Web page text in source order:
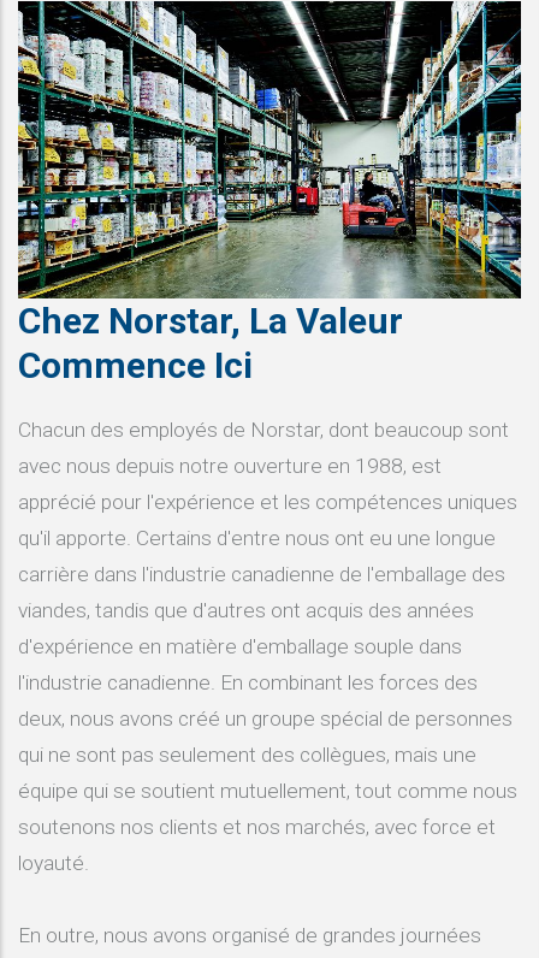
Chez Norstar, La Valeur
Commence Ici
Chacun des employés de Norstar, dont beaucoup sont
avec nous depuis notre ouverture en 1988, est
apprécié pour l'expérience et les compétences uniques
qu'il apporte. Certains d'entre nous ont eu une longue
carrière dans l'industrie canadienne de l'emballage des
viandes, tandis que d'autres ont acquis des années
d'expérience en matière d'emballage souple dans
l'industrie canadienne. En combinant les forces des
deux, nous avons créé un groupe spécial de personnes
qui ne sont pas seulement des collègues, mais une
équipe qui se soutient mutuellement, tout comme nous
soutenons nos clients et nos marchés, avec force et
loyauté.
En outre, nous avons organisé de grandes journées